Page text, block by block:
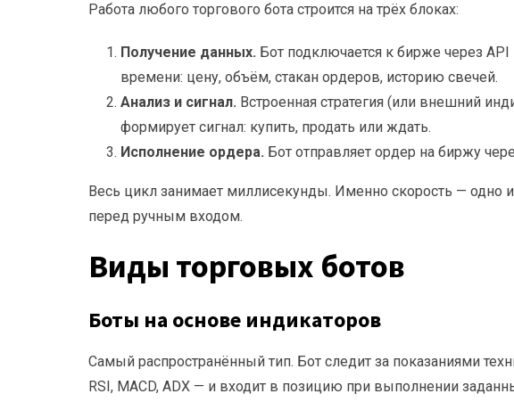
Работа любого торгового бота строится на трёх блоках:
Получение данных. Бот подключается к бирже через
времени: цену, объём, стакан ордеров, историю свечей.
Анализ и сигнал. Встроенная стратегия (или внешний
формирует сигнал: купить, продать или ждать.
Исполнение ордера. Бот отправляет ордер на биржу
Весь цикл занимает миллисекунды. Именно скорость — одно
перед ручным входом.
Виды торговых ботов
Боты на основе индикаторов
Самый распространённый тип. Бот следит за показаниями
RSI, MACD, ADX — и входит в позицию при выполнении